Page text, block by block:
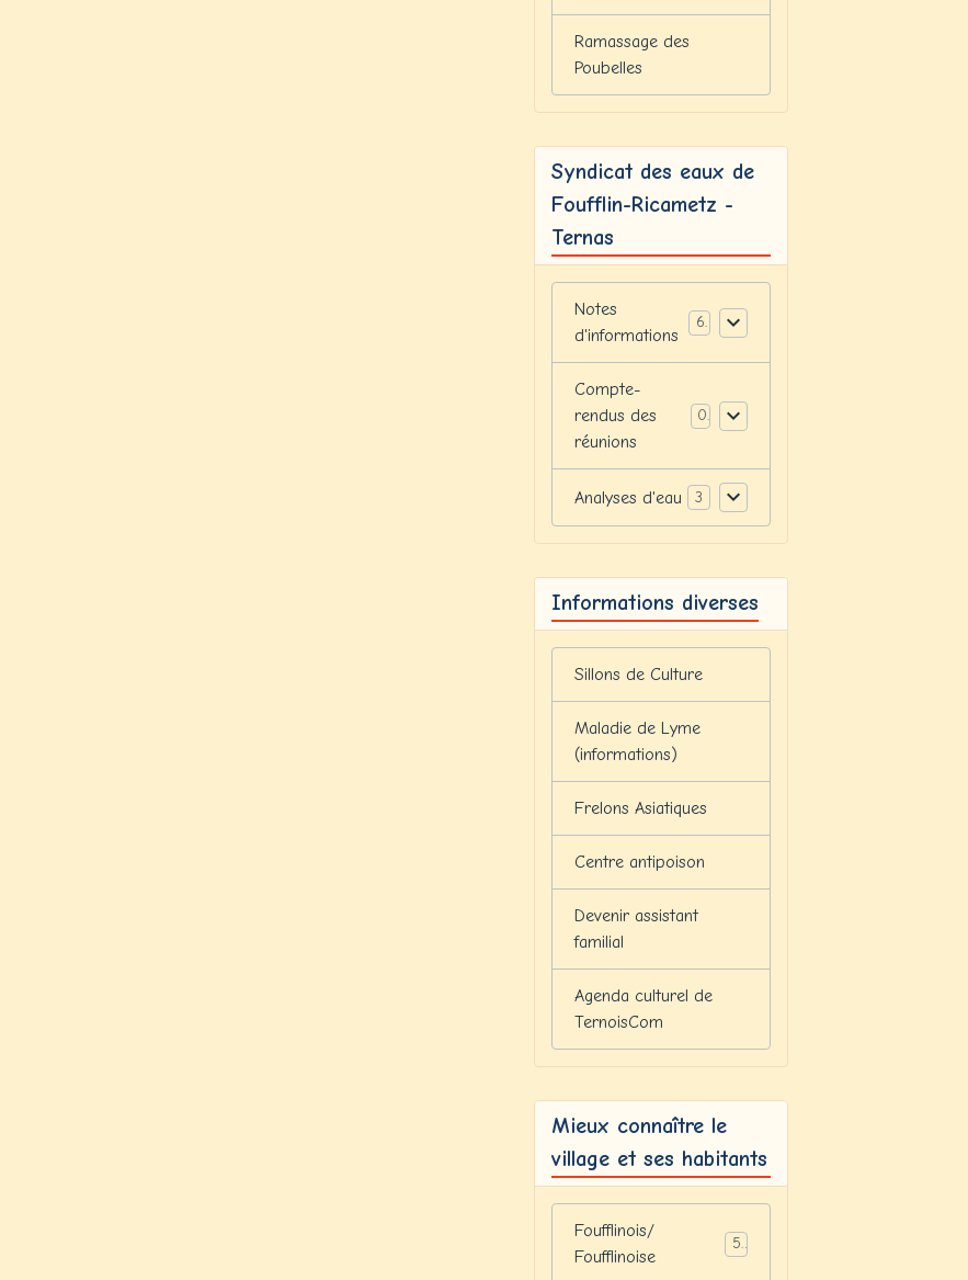
Ramassage des
Poubelles
Syndicat des eaux de
Foufflin-Ricametz -
Ternas
Notes
d'informations
6
Compte-
rendus des
réunions
0
Analyses d'eau 3
Informations diverses
Sillons de Culture
Maladie de Lyme
(informations)
Frelons Asiatiques
Centre antipoison
Devenir assistant
familial
Agenda culturel de
TernoisCom
Mieux connaître le
village et ses habitants
Foufflinois/
Foufflinoise
5